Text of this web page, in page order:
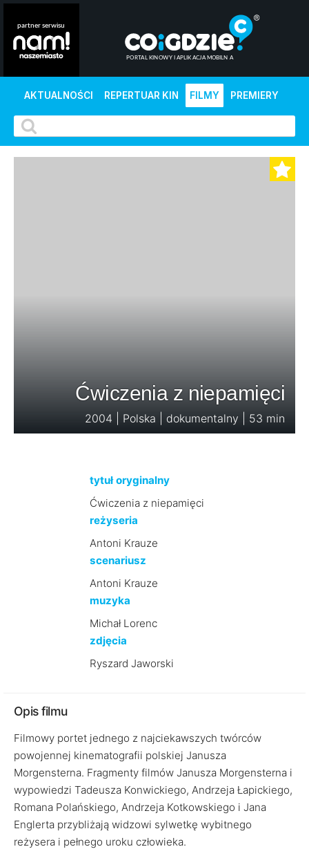
AKTUALNOŚCI REPERTUAR KIN FILMY PREMIERY
Ćwiczenia z niepamięci
2004 | Polska | dokumentalny | 53 min
tytuł oryginalny
Ćwiczenia z niepamięci
reżyseria
Antoni Krauze
scenariusz
Antoni Krauze
muzyka
Michał Lorenc
zdjęcia
Ryszard Jaworski
Opis filmu
Filmowy portet jednego z najciekawszych twórców
powojennej kinematografii polskiej Janusza
Morgensterna. Fragmenty filmów Janusza Morgensterna i
wypowiedzi Tadeusza Konwickiego, Andrzeja Łapickiego,
Romana Polańskiego, Andrzeja Kotkowskiego i Jana
Englerta przybliżają widzowi sylwetkę wybitnego
reżysera i pełnego uroku człowieka.